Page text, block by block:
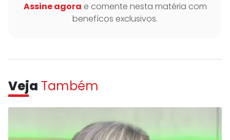
Assine agora e comente nesta matéria com
benefícos exclusivos.
Veja Também